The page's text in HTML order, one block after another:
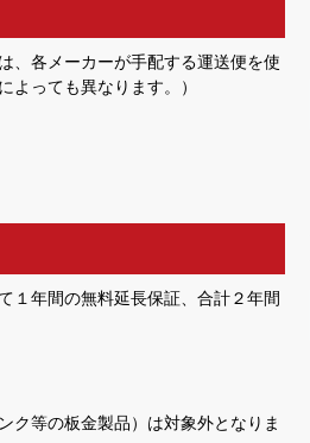
、各メーカーが手配する運送便を使
よっても異なります。）
１年間の無料延長保証、合計２年間
ク等の板金製品）は対象外となりま